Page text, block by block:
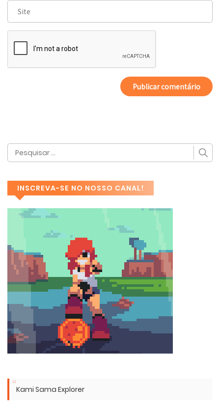
INSCREVA-SE NO NOSSO CANAL!
Kami Sama Explorer